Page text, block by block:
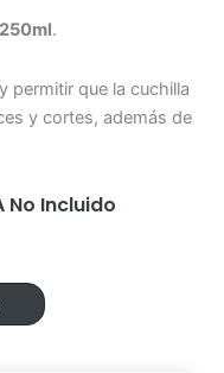
.
permitir que la cuchilla
y cortes, además de
€.
No Incluido